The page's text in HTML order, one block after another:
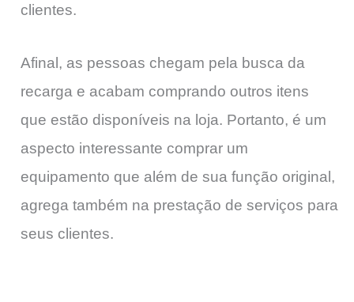
clientes.
Afinal, as pessoas chegam pela busca da
recarga e acabam comprando outros itens
que estão disponíveis na loja. Portanto, é um
aspecto interessante comprar um
equipamento que além de sua função original,
agrega também na prestação de serviços para
seus clientes.